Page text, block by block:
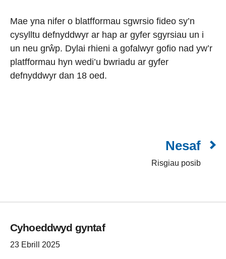
Mae yna nifer o blatfformau sgwrsio fideo sy’n
cysylltu defnyddwyr ar hap ar gyfer sgyrsiau un i
un neu grŵp. Dylai rhieni a gofalwyr gofio nad yw’r
platfformau hyn wedi’u bwriadu ar gyfer
defnyddwyr dan 18 oed.
Nesaf
Risgiau posib
Cyhoeddwyd gyntaf
23 Ebrill 2025